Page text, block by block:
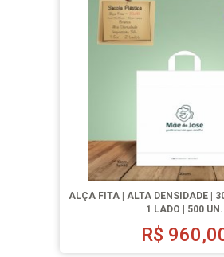
ALÇA FITA | ALTA DENSIDADE |
1 LADO | 500 UN.
R$